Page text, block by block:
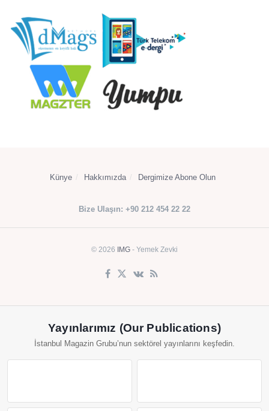
Künye Hakkımızda Dergimize Abone Olun
Bize Ulaşın: +90 212 454 22 22
© 2026 IMG - Yemek Zevki
Yayınlarımız (Our Publications)
İstanbul Magazin Grubu’nun sektörel yayınlarını keşfedin.